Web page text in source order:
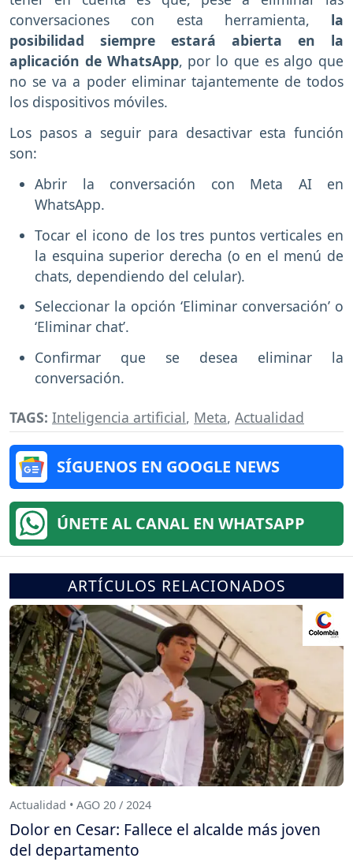
conversaciones con esta herramienta, la
posibilidad siempre estará abierta en la
aplicación de WhatsApp, por lo que es algo que
no se va a poder eliminar tajantemente de todos
los dispositivos móviles.
Los pasos a seguir para desactivar esta función
son:
Abrir la conversación con Meta AI en
WhatsApp.
Tocar el icono de los tres puntos verticales en
la esquina superior derecha (o en el menú de
chats, dependiendo del celular).
Seleccionar la opción ‘Eliminar conversación’ o
‘Eliminar chat’.
Confirmar que se desea eliminar la
conversación.
TAGS: Inteligencia artificial, Meta, Actualidad
SÍGUENOS EN GOOGLE NEWS
ÚNETE AL CANAL EN WHATSAPP
ARTÍCULOS RELACIONADOS
Actualidad • AGO 20 / 2024
Dolor en Cesar: Fallece el alcalde más joven
del departamento